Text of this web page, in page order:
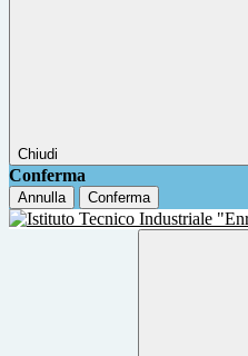
Chiudi
Conferma
Annulla Conferma